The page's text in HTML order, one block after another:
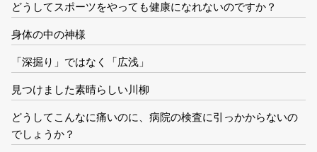
どうしてスポーツをやっても健康になれないのですか？
身体の中の神様
「深掘り」ではなく「広浅」
見つけました素晴らしい川柳
どうしてこんなに痛いのに、病院の検査に引っかからないの
でしょうか？